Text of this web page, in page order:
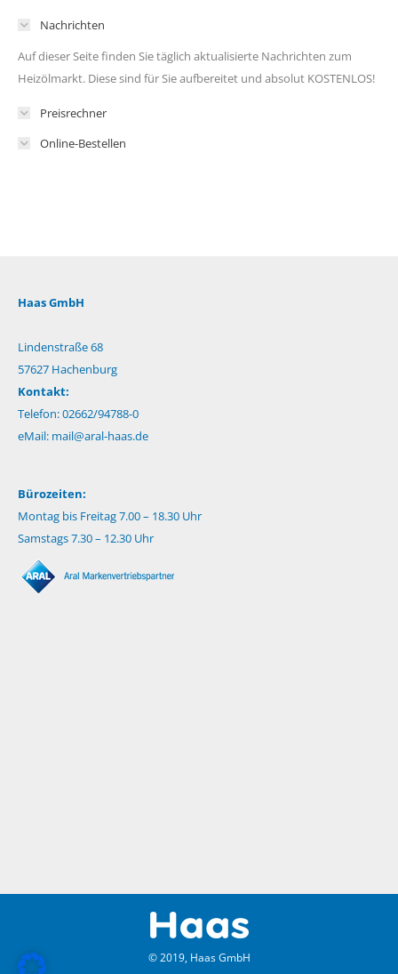
Nachrichten
Auf dieser Seite finden Sie täglich aktualisierte Nachrichten zum
Heizölmarkt. Diese sind für Sie aufbereitet und absolut KOSTENLOS!
Preisrechner
Online-Bestellen
Haas GmbH
Lindenstraße 68
57627 Hachenburg
Kontakt:
Telefon: 02662/94788-0
eMail: mail@aral-haas.de
Bürozeiten:
Montag bis Freitag 7.00 – 18.30 Uhr
Samstags 7.30 – 12.30 Uhr
© 2019, Haas GmbH